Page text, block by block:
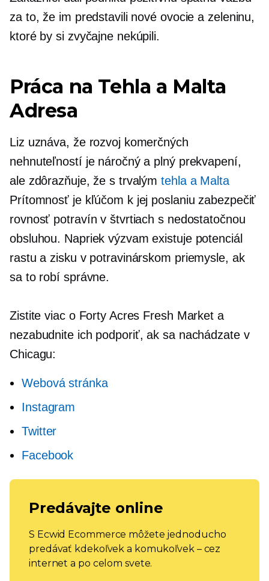
za to, že im predstavili nové ovocie a zeleninu,
ktoré by si zvyčajne nekúpili.
Práca na Tehla a Malta
Adresa
Liz uznáva, že rozvoj komerčných
nehnuteľností je náročný a plný prekvapení,
ale zdôrazňuje, že s trvalýmtehla a Malta
Prítomnosť je kľúčom k jej poslaniu zabezpečiť
rovnosť potravín v štvrtiach s nedostatočnou
obsluhou. Napriek výzvam existuje potenciál
rastu a zisku v potravinárskom priemysle, ak
sa to robí správne.
Zistite viac o Forty Acres Fresh Market a
nezabudnite ich podporiť, ak sa nachádzate v
Chicagu:
Webová stránka
Instagram
Twitter
Facebook
Predávajte online
S Ecwid Ecommerce môžete jednoducho
predávať kdekoľvek a komukoľvek – cez
internet a po celom svete.